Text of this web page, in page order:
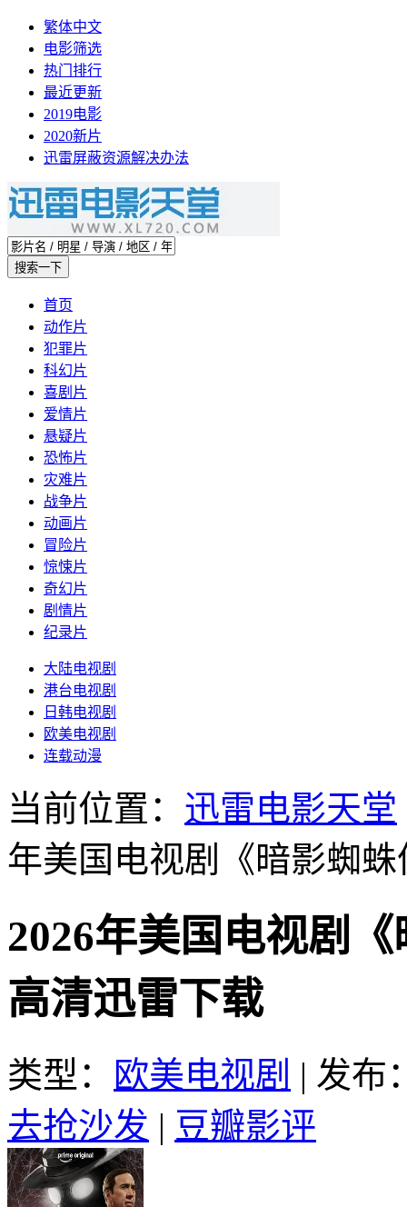
繁体中文
电影筛选
热门排行
最近更新
2019电影
2020新片
迅雷屏蔽资源解决办法
首页
动作片
犯罪片
科幻片
喜剧片
爱情片
悬疑片
恐怖片
灾难片
战争片
动画片
冒险片
惊悚片
奇幻片
剧情片
纪录片
大陆电视剧
港台电视剧
日韩电视剧
欧美电视剧
连载动漫
当前位置： 迅雷电影天堂
年美国电视剧《暗影蜘
2026年美国电视剧
高清迅雷下载
类型： 欧美电视剧 | 发布
去抢沙发 | 豆瓣影评